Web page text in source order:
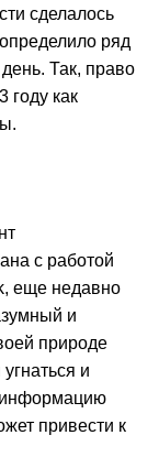
сделалось
ряд
Так, право
году как
с работой
еще недавно
и
природе
и
информацию
привести к